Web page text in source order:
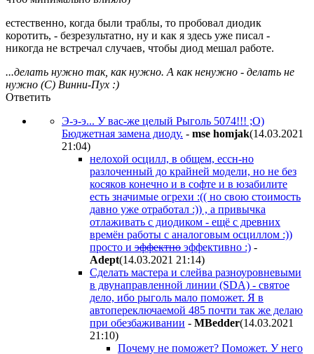
естественно, когда были траблы, то пробовал диодик
коротить, - безрезультатно, ну и как я здесь уже писал -
никогда не встречал случаев, чтобы диод мешал работе.
...делать нужно так, как нужно. А как ненужно - делать не
нужно (С) Винни-Пух :)
Ответить
Э-э-э... У вас-же целый Рыголь 5074!!! ;О)
Бюджетная замена диоду. - mse homjak(14.03.2021
21:04)
нелохой осцилл, в общем, ессн-но
разлоченный до крайней модели, но не без
косяков конечно и в софте и в юзабилите
есть значимые огрехи :(( но свою стоимость
давно уже отработал :)) , а привычка
отлаживать с диодиком - ещё с древних
времён работы с аналоговым осциллом :))
просто и эффектно эффективно :) -
Adept(14.03.2021 21:14)
Сделать мастера и слейва разноуровневыми
в двунаправленной линии (SDA) - святое
дело, ибо рыголь мало поможет. Я в
автопереключаемой 485 почти так же делаю
при обезбаживании - MBedder(14.03.2021
21:10)
Почему не поможет? Поможет. У него